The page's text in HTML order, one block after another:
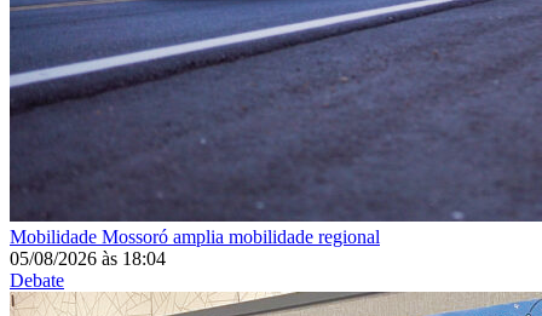
Mobilidade Mossoró amplia mobilidade regional
05/08/2026 às 18:04
Debate